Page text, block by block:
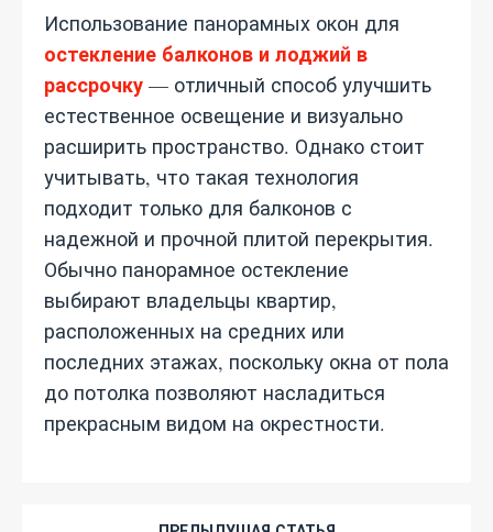
Использование панорамных окон для
остекление балконов и лоджий в
рассрочку — отличный способ улучшить
естественное освещение и визуально
расширить пространство. Однако стоит
учитывать, что такая технология
подходит только для балконов с
надежной и прочной плитой перекрытия.
Обычно панорамное остекление
выбирают владельцы квартир,
расположенных на средних или
последних этажах, поскольку окна от пола
до потолка позволяют насладиться
прекрасным видом на окрестности.